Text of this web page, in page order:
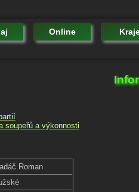
Online
soupeřů a výkonnosti
Roman